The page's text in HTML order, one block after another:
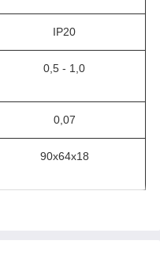
IP20
0,5 - 1,0
0,07
90х64х18